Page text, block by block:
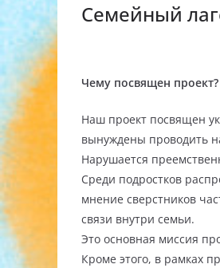
Семейный
Чему посвящен проект?
Наш проект посвящен
вынуждены проводить
Нарушается
Среди подростков
мнение сверстников
связи внутри семьи.
Это основная миссия
Кроме этого, в рамках